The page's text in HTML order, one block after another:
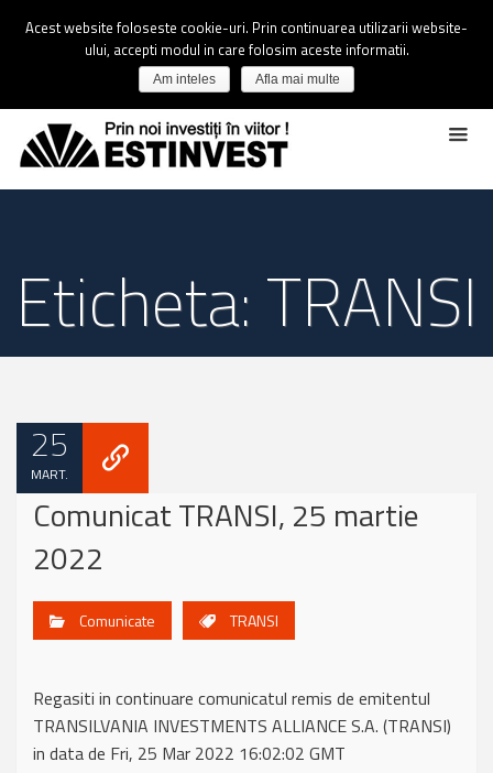
Eticheta: TRANSI
25
MART.
Comunicat TRANSI, 25 martie
2022
Comunicate TRANSI
Regasiti in continuare comunicatul remis de emitentul
TRANSILVANIA INVESTMENTS ALLIANCE S.A. (TRANSI)
in data de Fri, 25 Mar 2022 16:02:02 GMT
Acest website foloseste cookie-uri. Prin continuarea utilizarii website-
ului, accepti modul in care folosim aceste informatii.
Am inteles Afla mai multe